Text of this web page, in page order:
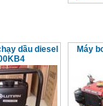
dầu diesel
Máy